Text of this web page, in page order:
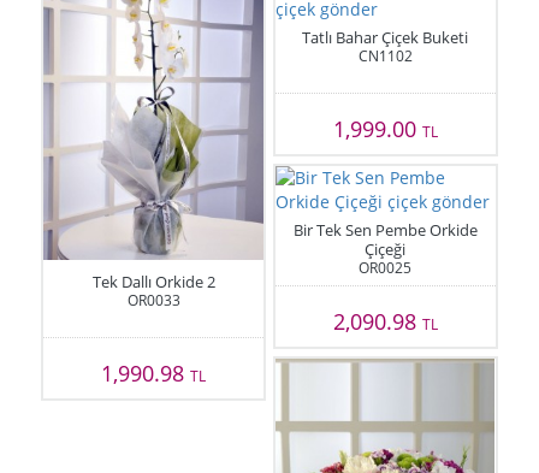
Tek Dallı Orkide 2
OR0033
1,990.98TL
Tatlı Bahar Çiçek Buketi
CN1102
1,999.00 TL
Bir Tek Sen Pembe Orkide
Çiçeği
OR0025
2,090.98 TL